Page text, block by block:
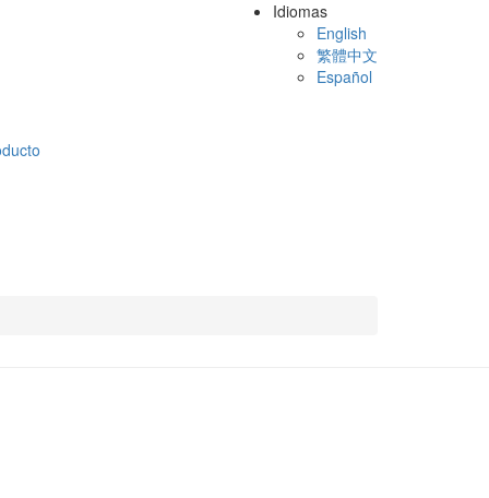
Idiomas
English
繁體中文
Español